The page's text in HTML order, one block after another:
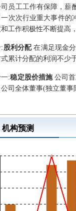
员工工作有保障，薪
次次行业重大事件的
工作积极性不断提高
: 股利分配在满足现金
累计分配的利润不少
:稳定股价措施公司
司全体董事(独立董事
机构预测